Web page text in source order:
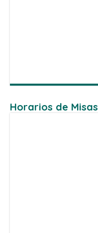
Horarios de Misas